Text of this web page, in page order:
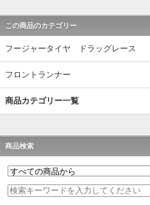
この商品のカテゴリー
フージャータイヤ ドラッグレース
フロントランナー
商品カテゴリー一覧
商品検索